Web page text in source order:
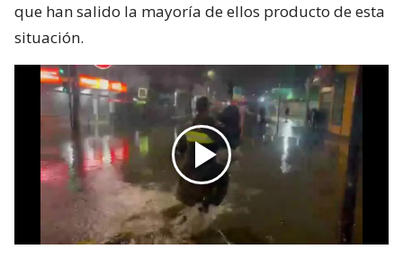
que han salido la mayoría de ellos producto de esta
situación.